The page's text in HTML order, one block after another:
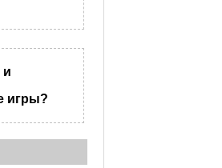
и
игры?